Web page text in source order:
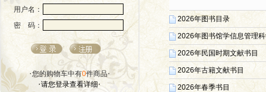
用户名：
密 码：
·您的购物车中有0件商品·
·请您登录查看详细·
2026年图书目录
2026年图书馆学信息管理
2026年民国时期文献书目
2026年古籍文献书目
2026年春季书目